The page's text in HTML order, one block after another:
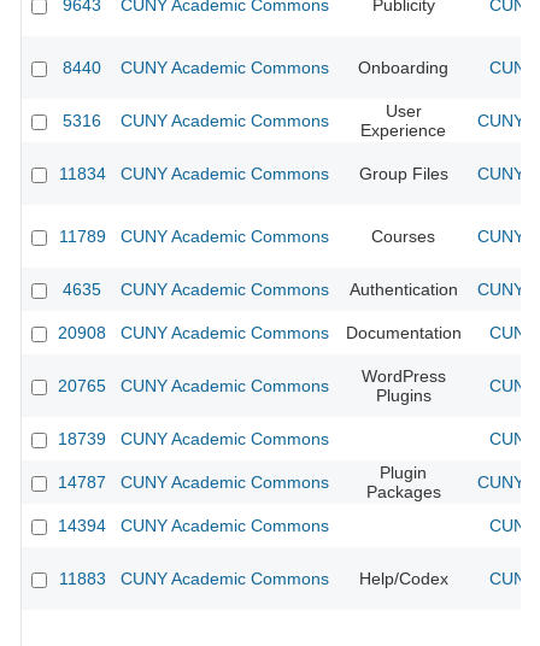
9643 CUNY Academic Commons Publicity
8440 CUNY Academic Commons Onboarding
5316 CUNY Academic Commons
User
Experience
CUNY
11834 CUNY Academic Commons Group Files CUNY
11789 CUNY Academic Commons Courses CUNY
4635 CUNY Academic Commons Authentication CUNY
20908 CUNY Academic Commons Documentation
20765 CUNY Academic Commons
WordPress
Plugins
18739 CUNY Academic Commons
14787 CUNY Academic Commons
Plugin
Packages
CUNY
14394 CUNY Academic Commons
11883 CUNY Academic Commons Help/Codex